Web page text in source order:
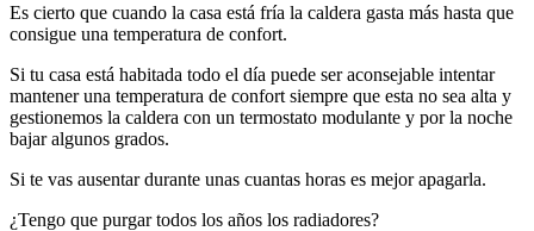
Es cierto que cuando la casa está fría la caldera gasta más hasta que
consigue una temperatura de confort.
Si tu casa está habitada todo el día puede ser aconsejable intentar
mantener una temperatura de confort siempre que esta no sea alta y
gestionemos la caldera con un termostato modulante y por la noche
bajar algunos grados.
Si te vas ausentar durante unas cuantas horas es mejor apagarla.
¿Tengo que purgar todos los años los radiadores?